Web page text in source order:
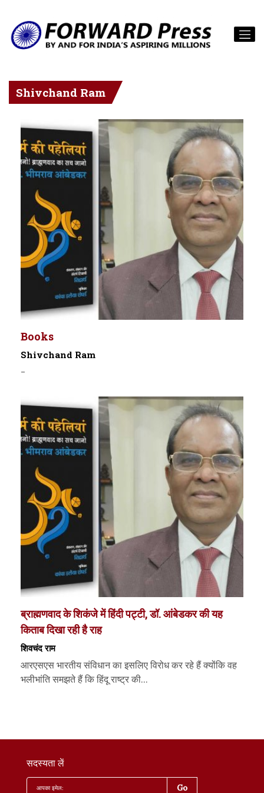
Shivchand Ram
Books
Shivchand Ram
-
ब्राह्मणवाद के शिकंजे में हिंदी पट्टी, डॉ. आंबेडकर की यह
किताब दिखा रही है राह
शिवचंद राम
आरएसएस भारतीय संविधान का इसलिए विरोध कर रहे हैं क्योंकि वह
भलीभांति समझते हैं कि हिंदू राष्ट्र की...
सदस्यता लें